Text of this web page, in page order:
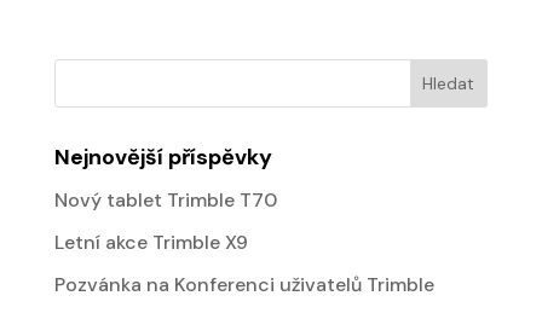
Nejnovější příspěvky
Nový tablet Trimble T70
Letní akce Trimble X9
Pozvánka na Konferenci uživatelů Trimble